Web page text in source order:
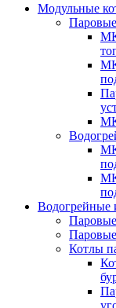
Модульные
Водогрейные
Котлы